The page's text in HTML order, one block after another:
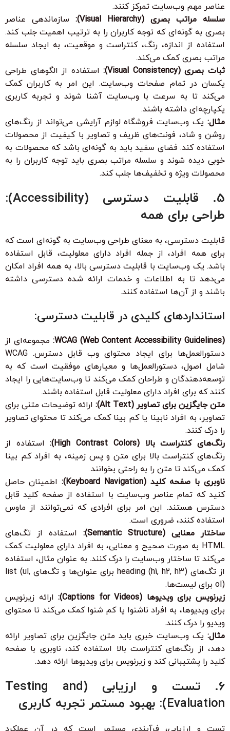
عناصر مهم وب‌سایت تمرکز کنند.
سلسله مراتب بصری (Visual Hierarchy):
سازماندهی عناصر
بصری به گونه‌ای که توجه کاربران را به ترتیب اهمیت جلب کند.
استفاده از اندازه، رنگ، کنتراست و موقعیت، به ایجاد سلسله
مراتب بصری کمک می‌کند.
ثبات بصری (Visual Consistency):
استفاده از الگوهای طراحی
یکسان در تمام صفحات وب‌سایت. این امر به کاربران کمک
می‌کند تا به سرعت با وب‌سایت آشنا شوند و تجربه کاربری
یکپارچه‌ای داشته باشند.
مثال: یک وب‌سایت فروشگاه لوازم آرایشی می‌تواند از رنگ‌های
روشن و شاد، فونت‌های ظریف و تصاویر با کیفیت از محصولات
استفاده کند. فضای سفید باید به گونه‌ای باشد که محصولات به
خوبی دیده شوند و سلسله مراتب بصری باید توجه کاربران را به
محصولات ویژه و تخفیف‌ها جلب کند.
5. قابلیت دسترسی (Accessibility):
طراحی برای همه
قابلیت دسترسی، به معنای طراحی وب‌سایت به گونه‌ای است که
برای همه افراد، از جمله افراد دارای معلولیت، قابل استفاده
باشد. یک وب‌سایت با قابلیت دسترسی بالا، به همه افراد امکان
می‌دهد تا به اطلاعات و خدمات ارائه شده دسترسی داشته
باشند و از آن‌ها استفاده کنند.
استانداردهای کلیدی در قابلیت دسترسی:
WCAG (Web Content Accessibility Guidelines): مجموعه‌ای از
دستورالعمل‌ها برای ایجاد محتوای وب قابل دسترس. WCAG
شامل اصول، دستورالعمل‌ها و معیارهای موفقیت است که به
توسعه‌دهندگان و طراحان کمک می‌کند تا وب‌سایت‌هایی را ایجاد
کنند که برای افراد دارای معلولیت قابل استفاده باشند.
متن جایگزین برای تصاویر (Alt Text):
ارائه توضیحات متنی برای
تصاویر، به افراد نابینا یا کم بینا کمک می‌کند تا محتوای تصاویر
را درک کنند.
رنگ‌های کنتراست بالا (High Contrast Colors):
استفاده از
رنگ‌های کنتراست بالا برای متن و پس زمینه، به افراد کم بینا
کمک می‌کند تا متن را به راحتی بخوانند.
ناوبری با صفحه کلید (Keyboard Navigation):
اطمینان حاصل
کنید که تمام عناصر وب‌سایت با استفاده از صفحه کلید قابل
دسترس هستند. این امر برای افرادی که نمی‌توانند از ماوس
استفاده کنند، ضروری است.
ساختار معنایی (Semantic Structure):
استفاده از تگ‌های
HTML به صورت صحیح و معنایی، به افراد دارای معلولیت کمک
می‌کند تا ساختار وب‌سایت را درک کنند. به عنوان مثال، استفاده
از تگ‌های heading (h1, h2, h3) برای عنوان‌ها و تگ‌های list (ul,
ol) برای لیست‌ها.
زیرنویس برای ویدیوها (Captions for Videos):
ارائه زیرنویس
برای ویدیوها، به افراد ناشنوا یا کم شنوا کمک می‌کند تا محتوای
ویدیو را درک کنند.
مثال: یک وب‌سایت خبری باید متن جایگزین برای تصاویر ارائه
دهد، از رنگ‌های کنتراست بالا استفاده کند، ناوبری با صفحه
کلید را پشتیبانی کند و زیرنویس برای ویدیوها ارائه دهد.
6. تست و ارزیابی (Testing and
Evaluation): بهبود مستمر تجربه کاربری